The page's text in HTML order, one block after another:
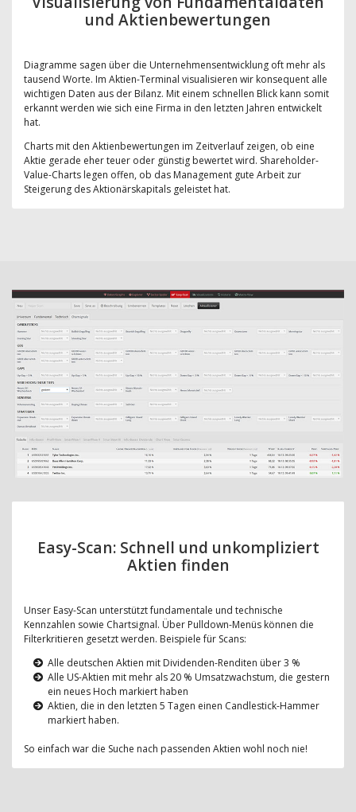
und Aktienbewertungen
Diagramme sagen über die Unternehmensentwicklung oft mehr als
tausend Worte. Im Aktien-Terminal visualisieren wir konsequent alle
wichtigen Daten aus der Bilanz. Mit einem schnellen Blick kann somit
erkannt werden wie sich eine Firma in den letzten Jahren entwickelt
hat.
Charts mit den Aktienbewertungen im Zeitverlauf zeigen, ob eine
Aktie gerade eher teuer oder günstig bewertet wird. Shareholder-
Value-Charts legen offen, ob das Management gute Arbeit zur
Steigerung des Aktionärskapitals geleistet hat.
Easy-Scan: Schnell und unkompliziert
Aktien finden
Unser Easy-Scan unterstützt fundamentale und technische
Kennzahlen sowie Chartsignal. Über Pulldown-Menüs können die
Filterkritieren gesetzt werden. Beispiele für Scans:
Alle deutschen Aktien mit Dividenden-Renditen über 3 %
Alle US-Aktien mit mehr als 20 % Umsatzwachstum, die gestern
ein neues Hoch markiert haben
Aktien, die in den letzten 5 Tagen einen Candlestick-Hammer
markiert haben.
So einfach war die Suche nach passenden Aktien wohl noch nie!